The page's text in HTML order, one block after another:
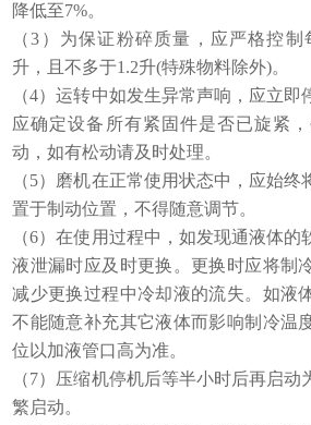
降低至7%。
（3）为保证粉碎质量，应严格控
升，且不多于1.2升(特殊物料除外)。
（4）运转中如发生异常声响，应立
应确定设备所有紧固件是否已旋紧
动，如有松动请及时处理。
（5）磨机在正常使用状态中，应始
置于制动位置，不得随意调节。
（6）在使用过程中，如发现通液体
液泄漏时应及时更换。更换时应将制
减少更换过程中冷却液的流失。如液
不能随意补充其它液体而影响制冷温
位以加液管口高为准。
（7）压缩机停机后等半小时后再启
繁启动。